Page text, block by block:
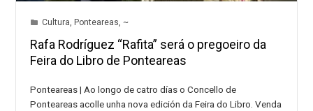
Cultura, Ponteareas, ~
Rafa Rodríguez “Rafita” será o pregoeiro da
Feira do Libro de Ponteareas
Ponteareas | Ao longo de catro días o Concello de
Ponteareas acolle unha nova edición da Feira do Libro. Venda